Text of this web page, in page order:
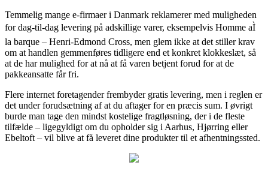
Temmelig mange e-firmaer i Danmark reklamerer med muligheden
for dag-til-dag levering på adskillige varer, eksempelvis Homme aÌ
la barque – Henri-Edmond Cross, men glem ikke at det stiller krav
om at handlen gemmenføres tidligere end et konkret klokkeslæt, så
at de har mulighed for at nå at få varen betjent forud for at de
pakkeansatte får fri.
Flere internet foretagender frembyder gratis levering, men i reglen er
det under forudsætning af at du aftager for en præcis sum. I øvrigt
burde man tage den mindst kostelige fragtløsning, der i de fleste
tilfælde – ligegyldigt om du opholder sig i Aarhus, Hjørring eller
Ebeltoft – vil blive at få leveret dine produkter til et afhentningssted.